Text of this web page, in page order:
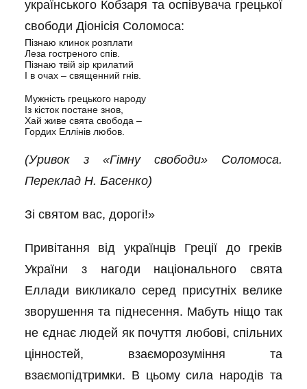
українського Кобзаря та оспівувача грецької
свободи Діонісія Соломоса:
Пізнаю клинок розплати
Леза гостреного спів.
Пізнаю твій зір крилатий
І в очах – священний гнів.
Мужність грецького народу
Із кісток постане знов,
Хай живе свята свобода –
Гордих Еллінів любов.
(Уривок з «Гімну свободи» Соломоса.
Переклад Н. Басенко)
Зі святом вас, дорогі!»
Привітання від українців Греції до греків
України з нагоди національного свята
Еллади викликало серед присутніх велике
зворушення та піднесення. Мабуть ніщо так
не єднає людей як почуття любові, спільних
цінностей, взаєморозуміння та
взаємопідтримки. В цьому сила народів та